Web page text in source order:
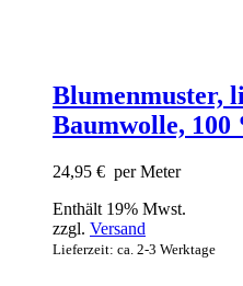
Blumenmuster,
Baumwolle, 100
24,95 € per Meter
Enthält 19% Mwst.
zzgl. Versand
Lieferzeit: ca. 2-3 Werktage